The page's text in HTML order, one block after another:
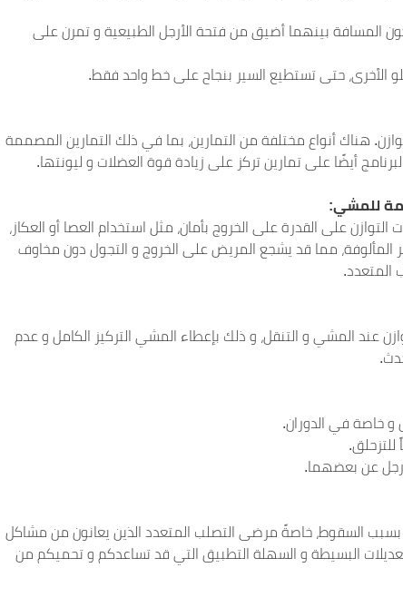
المسافة بينهما أضيق من فتحة الأرجل الطبيعية و تمرن على
الأخرى، حتى تستطيع السير بنجاح على خط واحد فقط.
هناك أنواع مختلفة من التمارين، بما في ذلك التمارين المصممة
أيضًا على تمارين تركز على زيادة قوة العضلات و ليونتها.
للمشي:
على القدرة على الخروج بأمان، مثل استخدام العصا أو العكاز،
المألوفة، مما قد يشجع المريض على الخروج و التجول دون مخاوف
المتعدد.
عند المشي و التنقل، و ذلك بإعطاء المشي التركيز الكامل و عدم
و خاصة في الدوران.
عن بعضهما.
بسبب السقوط، خاصةً مرضى التصلب المتعدد الذين يعانون من مشاكل
البسيطة و السهلة التطبيق التي قد تساعدكم و تحميكم من